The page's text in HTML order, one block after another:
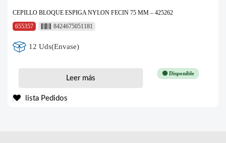
CEPILLO BLOQUE ESPIGA NYLON FECIN 75 MM – 425262
655357
8424675051181
12 Uds(Envase)
🟢 Disponible
Leer más
lista Pedidos